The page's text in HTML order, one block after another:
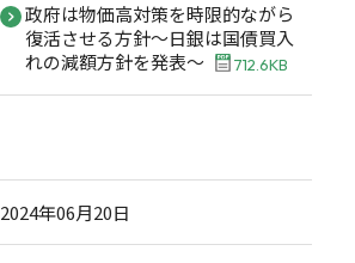
政府は物価高対策を時限的ながら
復活させる方針～日銀は国債買入
れの減額方針を発表～
712.6KB
2024年06月20日